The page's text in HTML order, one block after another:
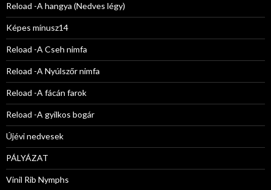
Reload -A hangya (Nedves légy)
Képes mínusz14
Reload -A Cseh nimfa
Reload -A Nyúlszőr nimfa
Reload -A fácán farok
Reload -A gyilkos bogár
Újévi nedvesek
PÁLYÁZAT
Vinil Rib Nymphs